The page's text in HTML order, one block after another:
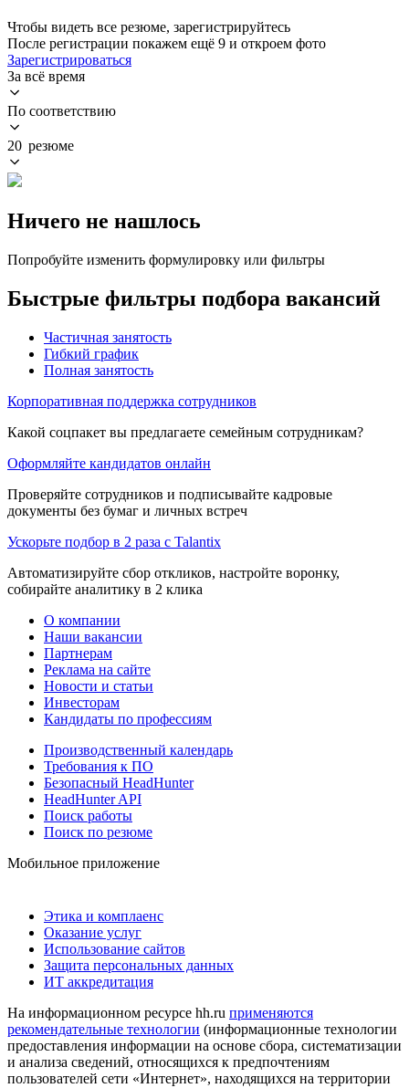
Чтобы видеть все резюме, зарегистрируйтесь
После регистрации покажем ещё 9 и откроем фото
Зарегистрироваться
За всё время
По соответствию
20 резюме
Ничего не нашлось
Попробуйте изменить формулировку или фильтры
Быстрые фильтры подбора вакансий
Частичная занятость
Гибкий график
Полная занятость
Корпоративная поддержка сотрудников
Какой соцпакет вы предлагаете семейным сотрудникам?
Оформляйте кандидатов онлайн
Проверяйте сотрудников и подписывайте кадровые
документы без бумаг и личных встреч
Ускорьте подбор в 2 раза с Talantix
Автоматизируйте сбор откликов, настройте воронку,
собирайте аналитику в 2 клика
О компании
Наши вакансии
Партнерам
Реклама на сайте
Новости и статьи
Инвесторам
Кандидаты по профессиям
Производственный календарь
Требования к ПО
Безопасный HeadHunter
HeadHunter API
Поиск работы
Поиск по резюме
Мобильное приложение
Этика и комплаенс
Оказание услуг
Использование сайтов
Защита персональных данных
ИТ аккредитация
На информационном ресурсе hh.ru применяются
рекомендательные технологии (информационные технологии
предоставления информации на основе сбора, систематизации
и анализа сведений, относящихся к предпочтениям
пользователей сети «Интернет», находящихся на территории